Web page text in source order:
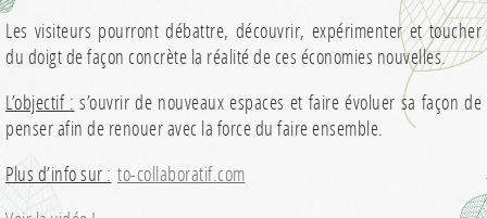
Les visiteurs pourront débattre, découvrir, expérimenter et toucher
du doigt de façon concrète la réalité de ces économies nouvelles.
L’objectif : s’ouvrir de nouveaux espaces et faire évoluer sa façon de
penser afin de renouer avec la force du faire ensemble.
Plus d’info sur : to-collaboratif.com